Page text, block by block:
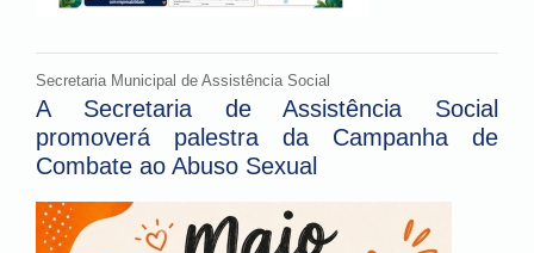
Secretaria Municipal de Assistência Social
A Secretaria de Assistência Social
promoverá palestra da Campanha de
Combate ao Abuso Sexual